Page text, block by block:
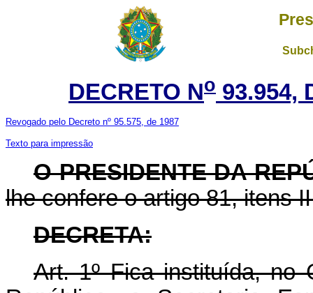
DECRETO No 93.954,
Revogado pelo Decreto nº 95.575, de 1987
Texto para impressão
O PRESIDENTE DA
lhe confere o artigo 81, itens
DECRETA:
Art. 1º Fica instituída, no